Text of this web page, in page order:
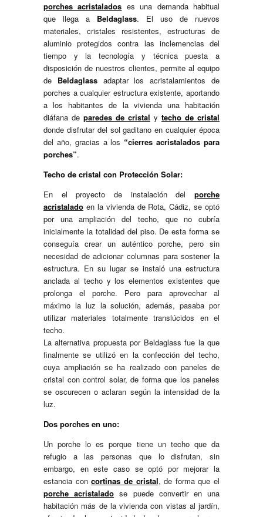
porches acristalados es una demanda habitual
que llega a Beldaglass. El uso de nuevos
materiales, cristales resistentes, estructuras de
aluminio protegidos contra las inclemencias del
tiempo y la tecnología y técnica puesta a
disposición de nuestros clientes, permite al equipo
de Beldaglassadaptar los acristalamientos de
porches a cualquier estructura existente, aportando
a los habitantes de la vivienda una habitación
diáfana de paredes de cristal y techo de cristal
donde disfrutar del sol gaditano en cualquier época
del año, gracias a los “cierres acristalados para
porches”.
Techo de cristal con Protección Solar:
En el proyecto de instalación del porche
acristalado en la vivienda de Rota, Cádiz, se optó
por una ampliación del techo, que no cubría
inicialmente la totalidad del piso. De esta forma se
conseguía crear un auténtico porche, pero sin
necesidad de adicionar columnas para sostener la
estructura. En su lugar se instaló una estructura
anclada al techo y los elementos existentes que
prolonga el porche. Pero para aprovechar al
máximo la luz la solución, además, pasaba por
utilizar materiales totalmente translúcidos en el
techo.
La alternativa propuesta por Beldaglass fue la que
finalmente se utilizó en la confección del techo,
cuya ampliación se ha realizado con paneles de
cristal con control solar, de forma que los paneles
se oscurecen o aclaran según la intensidad de la
luz.
Dos porches en uno:
Un porche lo es porque tiene un techo que da
refugio a las personas que lo disfrutan, sin
embargo, en este caso se optó por mejorar la
estancia concortinas de cristal, de forma que el
porche acristalado se puede convertir en una
habitación más de la vivienda con vistas al jardín,